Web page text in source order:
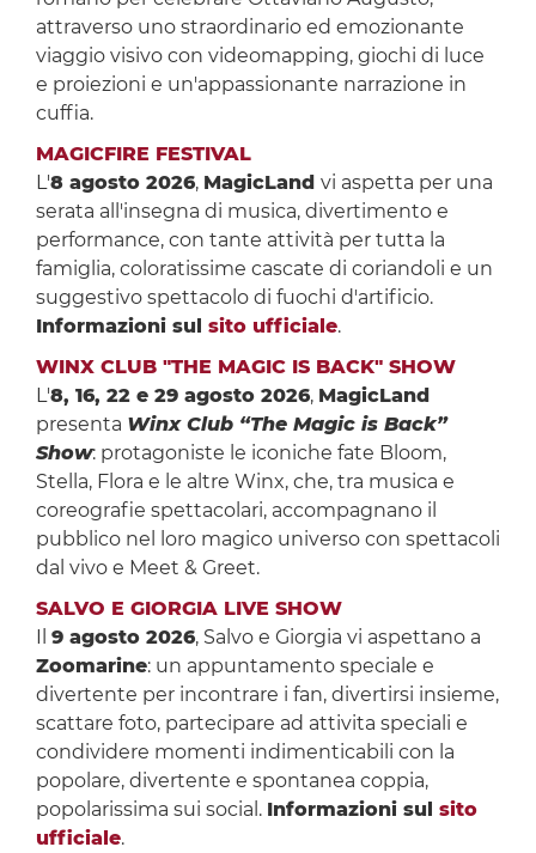
attraverso uno straordinario ed emozionante
viaggio visivo con videomapping, giochi di luce
e proiezioni e un'appassionante narrazione in
cuffia.
MAGICFIRE FESTIVAL
L'8 agosto 2026, MagicLand vi aspetta per una
serata all'insegna di musica, divertimento e
performance, con tante attività per tutta la
famiglia, coloratissime cascate di coriandoli e un
suggestivo spettacolo di fuochi d'artificio.
Informazioni sul sito ufficiale.
WINX CLUB "THE MAGIC IS BACK" SHOW
L'8, 16, 22 e 29 agosto 2026, MagicLand
presenta Winx Club “The Magic is Back”
Show: protagoniste le iconiche fate Bloom,
Stella, Flora e le altre Winx, che, tra musica e
coreografie spettacolari, accompagnano il
pubblico nel loro magico universo con spettacoli
dal vivo e Meet & Greet.
SALVO E GIORGIA LIVE SHOW
9 agosto 2026, Salvo e Giorgia vi aspettano a
Zoomarine: un appuntamento speciale e
divertente per incontrare i fan, divertirsi insieme,
scattare foto, partecipare ad attivita speciali e
condividere momenti indimenticabili con la
popolare, divertente e spontanea coppia,
popolarissima sui social. Informazioni sul sito
ufficiale.